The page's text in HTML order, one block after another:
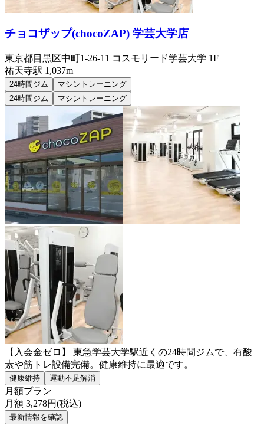
チョコザップ(chocoZAP) 学芸大学店
東京都目黒区中町1-26-11 コスモリード学芸大学 1F
祐天寺駅 1,037m
24時間ジム
マシントレーニング
24時間ジム
マシントレーニング
【入会金ゼロ】 東急学芸大学駅近くの24時間ジムで、有酸
素や筋トレ設備完備。健康維持に最適です。
健康維持 運動不足解消
月額プラン
月額 3,278円(税込)
最新情報を確認